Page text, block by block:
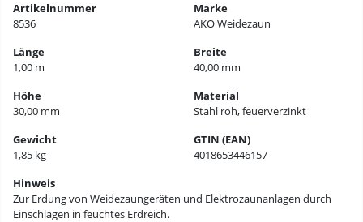
Artikelnummer
8536
Marke
AKO Weidezaun
Länge
1,00 m
Breite
40,00 mm
Höhe
30,00 mm
Material
Stahl roh, feuerverzinkt
Gewicht
1,85 kg
GTIN (EAN)
4018653446157
Hinweis
Zur Erdung von Weidezaungeräten und Elektrozaunanlagen durch
Einschlagen in feuchtes Erdreich.